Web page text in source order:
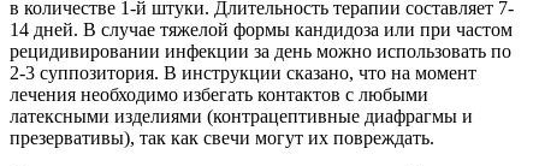
в количестве 1-й штуки. Длительность терапии составляет 7-
14 дней. В случае тяжелой формы кандидоза или при частом
рецидивировании инфекции за день можно использовать по
2-3 суппозитория. В инструкции сказано, что на момент
лечения необходимо избегать контактов с любыми
латексными изделиями (контрацептивные диафрагмы и
презервативы), так как свечи могут их повреждать.